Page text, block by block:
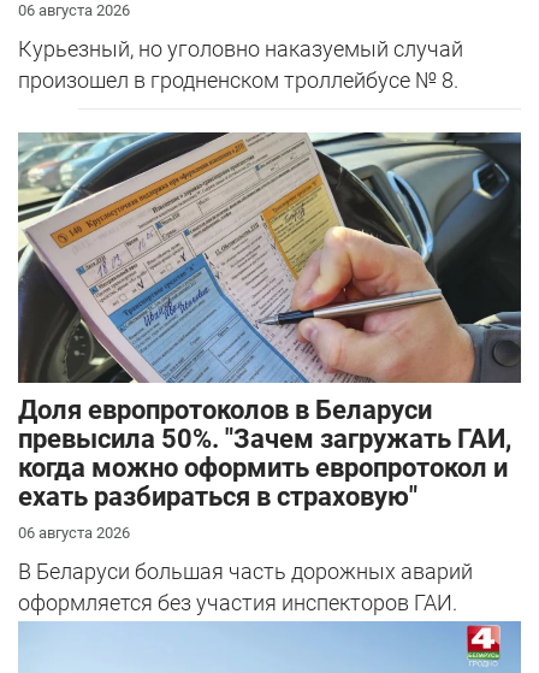
06 августа 2026
Курьезный, но уголовно наказуемый случай
произошел в гродненском троллейбусе № 8.
Доля европротоколов в Беларуси
превысила 50%. "Зачем загружать ГАИ,
когда можно оформить европротокол и
ехать разбираться в страховую"
06 августа 2026
В Беларуси большая часть дорожных аварий
оформляется без участия инспекторов ГАИ.